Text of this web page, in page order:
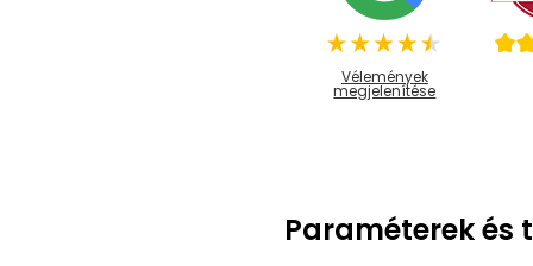
Vélemények
megjelenítése
Paraméterek